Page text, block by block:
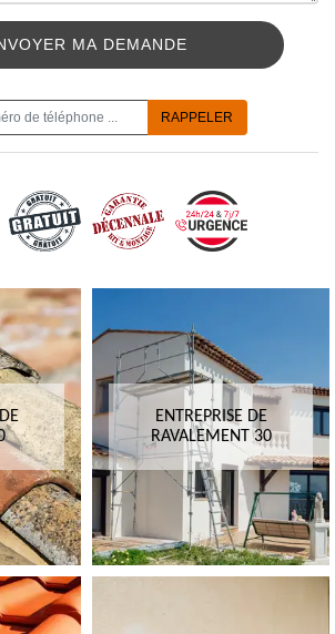
ENTREPRISE DE
RAVALEMENT 30